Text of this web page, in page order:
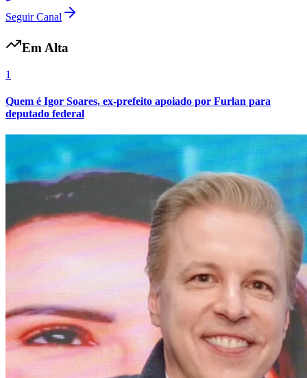
Flamengo
Seguir Canal
Em Alta
1
Quem é Igor Soares, ex-prefeito apoiado por Furlan para
deputado federal